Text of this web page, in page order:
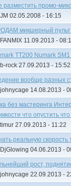
разместить промо-
02.05.2008 - 16:15
микшерный пульт
11.09.2013 -
TT200 Numark SM1
rock 27.09.2013 - 15:52
вообще разных
14.08.2013 -
без мастеринга
что опустить
27.09.2013 - 11:22
реальную скорость
04.06.2013 -
рост,
22.09.2013 -